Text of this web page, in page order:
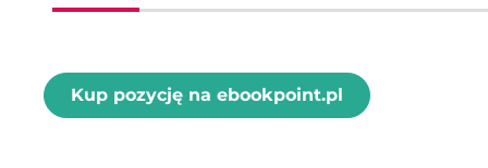
Kup pozycję na ebookpoint.pl